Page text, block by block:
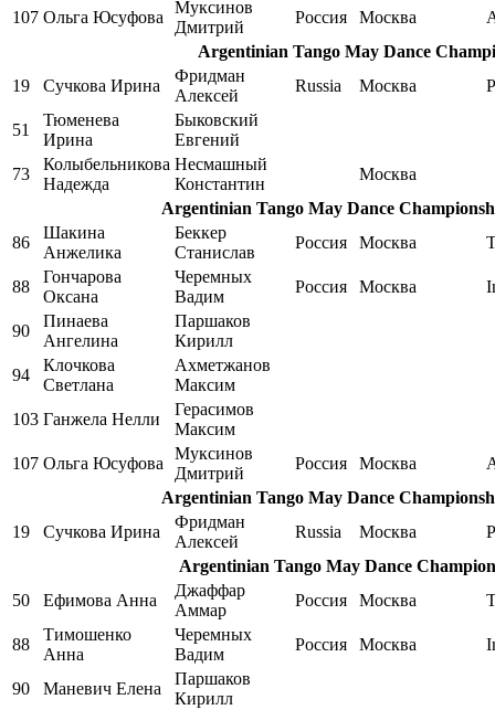
107 Ольга Юсуфова
Муксинов
Дмитрий
Россия Москва
Argentinian Tango May Dance
19
Сучкова Ирина
Фридман
Алексей
Russia Москва
51
Тюменева
Ирина
Быковский
Евгений
73
Колыбельникова
Надежда
Несмашный
Константин
Москва
Argentinian Tango May Dance
86
Шакина
Анжелика
Беккер
Станислав
Россия Москва
88
Гончарова
Оксана
Черемных
Вадим
Россия Москва
90
Пинаева
Ангелина
Паршаков
Кирилл
94
Клочкова
Светлана
Ахметжанов
Максим
103 Ганжела Нелли
Герасимов
Максим
107 Ольга Юсуфова
Муксинов
Дмитрий
Россия Москва
Argentinian Tango May Dance
19
Сучкова Ирина
Фридман
Алексей
Russia Москва
Argentinian Tango May Dance
50
Ефимова Анна
Джаффар
Аммар
Россия Москва
88
Тимошенко
Анна
Черемных
Вадим
Россия Москва
90 Маневич Елена
Паршаков
Кирилл